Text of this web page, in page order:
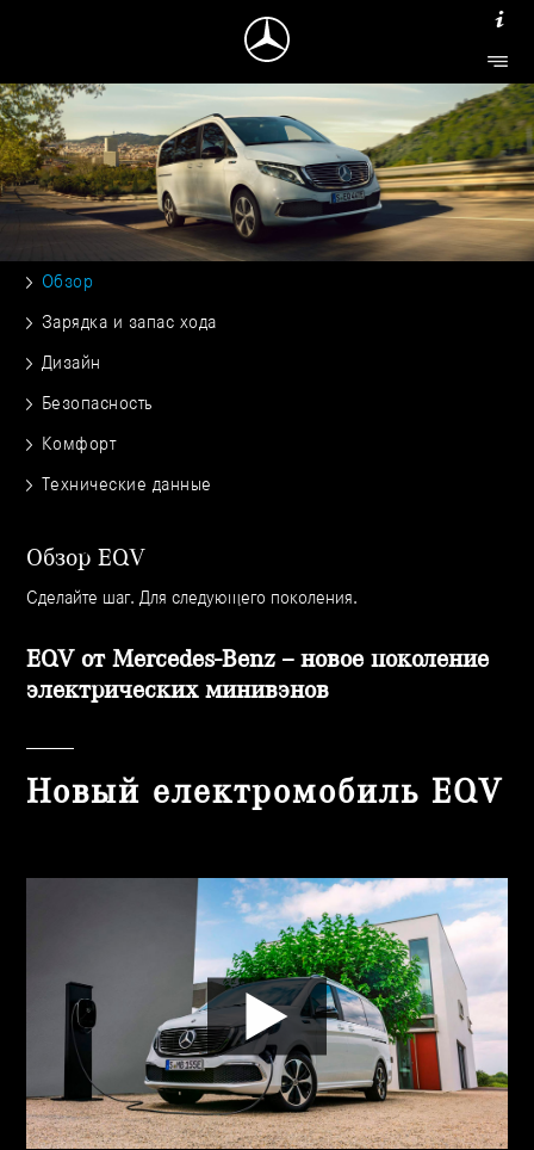
Обзор
Зарядка и запас хода
Дизайн
Безопасность
Комфорт
Технические данные
Обзор EQV
Сделайте шаг. Для следующего поколения.
EQV от Mercedes-Benz – новое поколение
электрических минивэнов
Новый електромобиль EQV